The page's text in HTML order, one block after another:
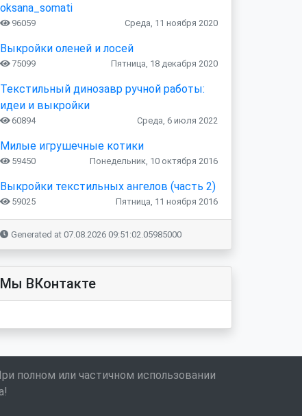
oksana_somati
96059 Среда, 11 ноября 2020
Выкройки оленей и лосей
75099 Пятница, 18 декабря 2020
Текстильный динозавр ручной работы:
идеи и выкройки
60894 Среда, 6 июля 2022
Милые игрушечные котики
59450 Понедельник, 10 октября 2016
Выкройки текстильных ангелов (часть 2)
59025 Пятница, 11 ноября 2016
Generated at 07.08.2026 09:51:02.05985000
Мы ВКонтакте
полном или частичном использовании